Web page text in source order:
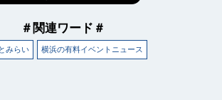
＃関連ワード＃
みらい 横浜の有料イベントニュース